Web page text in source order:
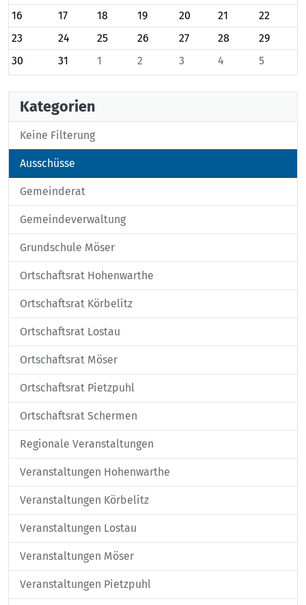
16
17 18 19 20 21
22
23
24 25 26 27 28
29
30
31 1 2 3 4 5
Kategorien
Keine Filterung
Ausschüsse
Gemeinderat
Gemeindeverwaltung
Grundschule Möser
Ortschaftsrat Hohenwarthe
Ortschaftsrat Körbelitz
Ortschaftsrat Lostau
Ortschaftsrat Möser
Ortschaftsrat Pietzpuhl
Ortschaftsrat Schermen
Regionale Veranstaltungen
Veranstaltungen Hohenwarthe
Veranstaltungen Körbelitz
Veranstaltungen Lostau
Veranstaltungen Möser
Veranstaltungen Pietzpuhl